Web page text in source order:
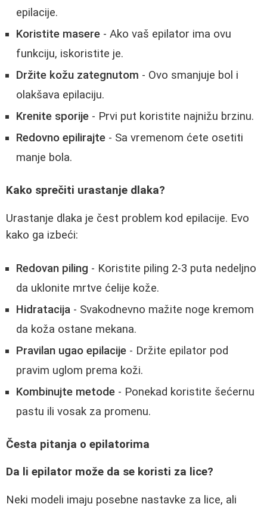
epilacije.
Koristite masere - Ako vaš epilator ima ovu
funkciju, iskoristite je.
Držite kožu zategnutom - Ovo smanjuje bol i
olakšava epilaciju.
Krenite sporije - Prvi put koristite najnižu brzinu.
Redovno epilirajte - Sa vremenom ćete osetiti
manje bola.
Kako sprečiti urastanje dlaka?
Urastanje dlaka je čest problem kod epilacije. Evo
kako ga izbeći:
Redovan piling - Koristite piling 2-3 puta nedeljno
da uklonite mrtve ćelije kože.
Hidratacija - Svakodnevno mažite noge kremom
da koža ostane mekana.
Pravilan ugao epilacije - Držite epilator pod
pravim uglom prema koži.
Kombinujte metode - Ponekad koristite šećernu
pastu ili vosak za promenu.
Česta pitanja o epilatorima
Da li epilator može da se koristi za lice?
Neki modeli imaju posebne nastavke za lice, ali